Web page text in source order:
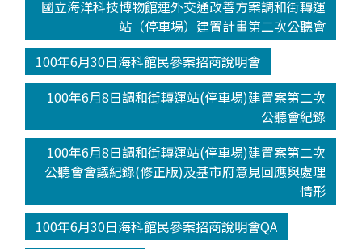
國立海洋科技博物館連外交通改善方案調和街轉運
站（停車場）建置計畫第二次公聽會
100年6月30日海科館民參案招商說明會
100年6月8日調和街轉運站(停車場)建置案第二次
公聽會紀錄
100年6月8日調和街轉運站(停車場)建置案第二次
公聽會會議紀錄(修正版)及基市府意見回應與處理
情形
100年6月30日海科館民參案招商說明會QA